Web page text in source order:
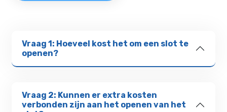
Vraag 1: Hoeveel kost het om een slot te
openen?
Vraag 2: Kunnen er extra kosten
verbonden zijn aan het openen van het